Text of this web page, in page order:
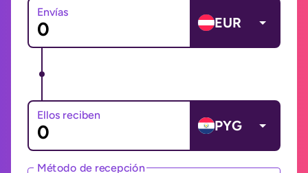
Envías
EUR
Ellos reciben
PYG
Método de recepción